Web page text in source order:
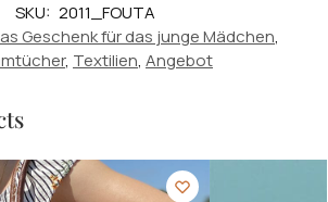
SKU: 2011_FOUTA
Geschenk für das junge Mädchen,
, Textilien, Angebot